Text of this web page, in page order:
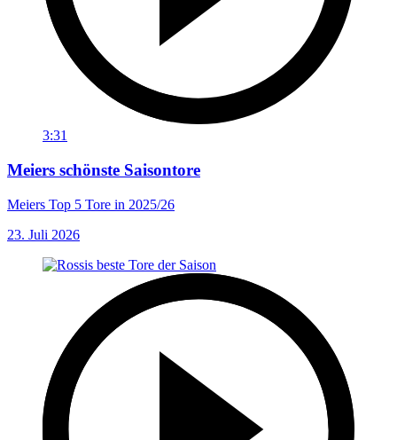
3:31
Meiers schönste Saisontore
Meiers Top 5 Tore in 2025/26
23. Juli 2026